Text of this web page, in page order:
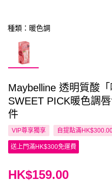
種類：暖色調
Maybelline 透明質酸
SWEET PICK暖色調
件
VIP尊享獨享 自提點滿
送上門滿HK$300免運費
HK$159.00